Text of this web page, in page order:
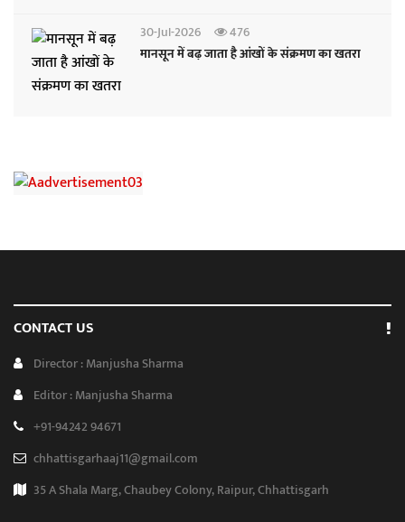
30-Jul-2026
476
मानसून में बढ़ जाता है आंखों के संक्रमण का खतरा
CONTACT US
Director : Manjusha Sharma
Editor : Manjusha Sharma
+91-94242 94671
chhattisgarhaaj11@gmail.com
35 A Shala Marg, Chaubey Colony, Raipur, Chhattisgarh